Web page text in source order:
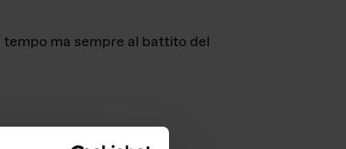
tempo ma sempre al battito del